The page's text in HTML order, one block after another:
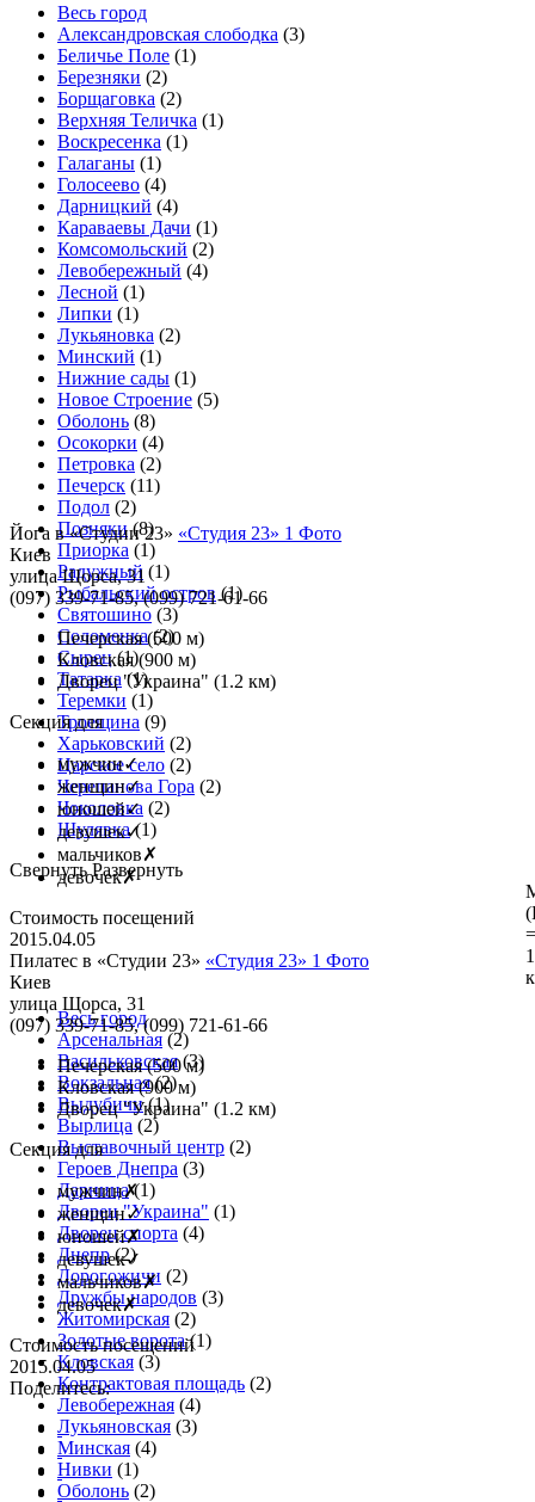
Весь город
Александровская слободка (3)
Беличье Поле (1)
Березняки (2)
Борщаговка (2)
Верхняя Теличка (1)
Воскресенка (1)
Галаганы (1)
Голосеево (4)
Дарницкий (4)
Караваевы Дачи (1)
Комсомольский (2)
Левобережный (4)
Лесной (1)
Липки (1)
Лукьяновка (2)
Минский (1)
Нижние сады (1)
Новое Строение (5)
Оболонь (8)
Осокорки (4)
Петровка (2)
Печерск (11)
Подол (2)
Позняки(8)
Приорка (1)
Радужный (1)
Рыбальский остров (1)
Святошино (3)
Соломенка(2)
Сырец(1)
Татарка(1)
Теремки (1)
Троещина (9)
Харьковский (2)
Царское село (2)
Черепанова Гора (2)
Чоколовка (2)
Шулявка(1)
Свернуть Развернуть
=
1
Весь город
Арсенальная (2)
Васильковская(3)
Вокзальная(2)
Выдубичи(1)
Вырлица (2)
Выставочный центр (2)
Героев Днепра (3)
Дарница(1)
Дворец "Украина" (1)
Дворец спорта (4)
Днепр(2)
Дорогожичи (2)
Дружбы народов (3)
Житомирская (2)
Золотые ворота(1)
Кловская (3)
Контрактовая площадь (2)
Левобережная (4)
Лукьяновская (3)
Минская (4)
Нивки (1)
Оболонь (2)
Йога в «Студии 23» «Студия 23» 1 Фото
Киев
улица Щорса, 31
(097) 339-71-85, (099) 721-61-66
Печерская (500 м)
Кловская (900 м)
Дворец "Украина" (1.2 км)
Секция для
мужчин✓
женщин✓
юношей✓
девушек✓
мальчиков✗
девочек✗
Стоимость посещений
2015.04.05
Пилатес в «Студии 23» «Студия 23» 1 Фото
Киев
улица Щорса, 31
(097) 339-71-85, (099) 721-61-66
Печерская (500 м)
Кловская (900 м)
Дворец "Украина" (1.2 км)
Секция для
мужчин✗
женщин✓
юношей✗
девушек✓
мальчиков✗
девочек✗
Стоимость посещений
2015.04.05
Поделитесь: